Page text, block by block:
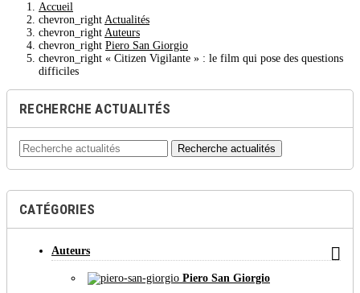
Accueil
chevron_right Actualités
chevron_right Auteurs
chevron_right Piero San Giorgio
chevron_right « Citizen Vigilante » : le film qui pose des questions
difficiles
RECHERCHE ACTUALITÉS
Recherche actualités
CATÉGORIES
Auteurs 
Piero San Giorgio